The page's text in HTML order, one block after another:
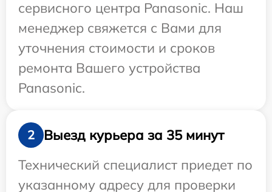
сервисного центра Panasonic. Наш
менеджер свяжется с Вами для
уточнения стоимости и сроков
ремонта Вашего устройства
Panasonic.
2
Выезд курьера за 35 минут
Технический специалист приедет по
указанному адресу для проверки